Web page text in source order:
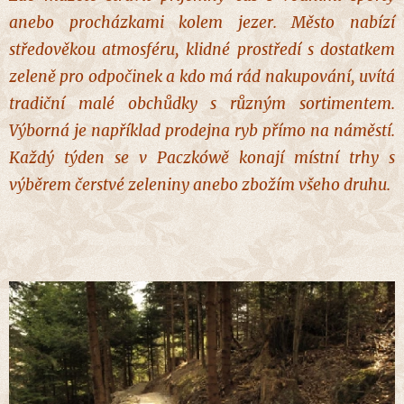
anebo procházkami kolem jezer. Město nabízí
středověkou atmosféru, klidné prostředí s dostatkem
zeleně pro odpočinek a kdo má rád nakupování, uvítá
tradiční malé obchůdky s různým sortimentem.
Výborná je například prodejna ryb přímo na náměstí.
Každý týden se v Paczkówě konají místní trhy s
výběrem čerstvé zeleniny anebo zbožím všeho druhu.